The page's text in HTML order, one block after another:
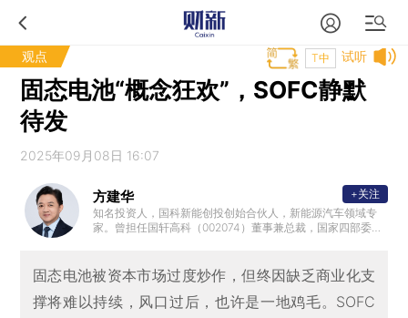
观点 试听
T中
固态电池“概念狂欢”，SOFC静默
待发
2025年09月08日 16:07
方建华
知名投资人，国科新能创投创始合伙人，新能源汽车领域专
家。曾担任国轩高科（002074）董事兼总裁，国家四部委新
际峰会主席。
+关注
固态电池被资本市场过度炒作，但终因缺乏商业化支
撑将难以持续，风口过后，也许是一地鸡毛。SOFC